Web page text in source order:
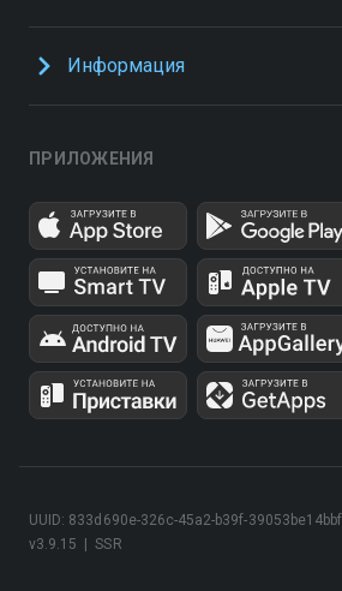
Информация
ПРИЛОЖЕНИЯ
v3.9.15 SSR
UUID: 833d690e-326c-45a2-b39f-39053be14bbf